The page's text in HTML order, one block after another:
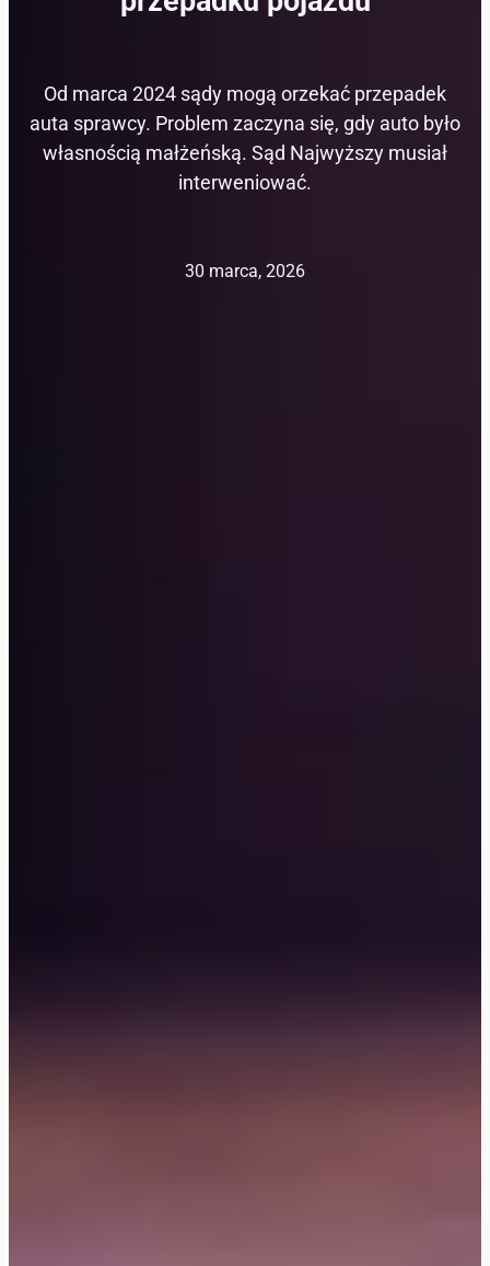
Od marca 2024 sądy mogą orzekać przepadek
auta sprawcy. Problem zaczyna się, gdy auto było
własnością małżeńską. Sąd Najwyższy musiał
interweniować.
30 marca, 2026